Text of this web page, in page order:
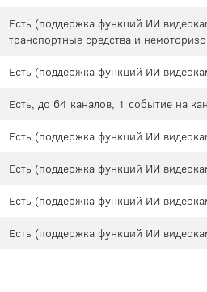
Есть (поддержка функций ИИ
транспортные средства и
Есть (поддержка функций ИИ
Есть, до 64 каналов, 1 событие на
Есть (поддержка функций ИИ
Есть (поддержка функций ИИ
Есть (поддержка функций ИИ
Есть (поддержка функций ИИ